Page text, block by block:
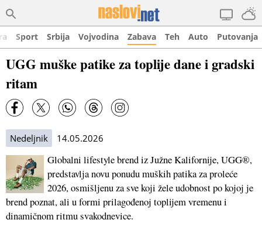
Sport Srbija Vojvodina Zabava Teh Auto Putovanja
UGG muške patike za toplije dane i gradski
ritam
Nedeljnik 14.05.2026
Globalni lifestyle brend iz Južne Kalifornije, UGG®,
predstavlja novu ponudu muških patika za proleće
2026, osmišljenu za sve koji žele udobnost po kojoj je
brend poznat, ali u formi prilagođenoj toplijem vremenu i
dinamičnom ritmu svakodnevice.